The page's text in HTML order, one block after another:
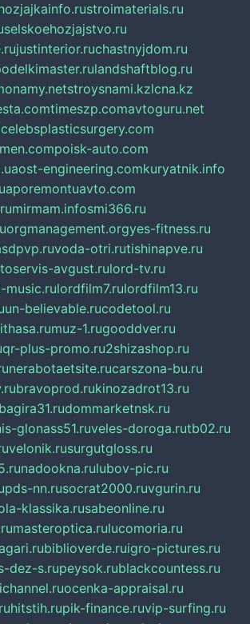
stroimaterials.ru
selskoehozjajstvo.ru
justinterior.ruchastnyjdom.ru
landshaftblog.ru
stroysnami.kzlcna.kz
timeszp.comavtoguru.net
poisk-auto.com
ost-engineering.comkuryatnik.info
poremontuavto.com
mirmam.infosmi366.ru
orgmanagement.orgyes-fitness.ru
voda-otri.rutishinapve.ru
avgust.rulord-tv.ru
music.rulordfilm7.rulordfilm13.ru
un-believable.rucodetool.ru
muz-1.rugooddver.ru
qr-plus-promo.ru2shizashop.ru
nerabotaetsite.rucarszona-bu.ru
bravoprod.rukinozadrot13.ru
bagira31.rudommarketnsk.ru
glonass51.ruveles-doroga.rutb02.ru
velonik.rusurgutgloss.ru
nadookna.rulubov-pic.ru
pds-nn.rusocrat2000.ruvgurin.ru
klassika.rusabeonline.ru
masteroptica.rulucomoria.ru
biblioverde.ruigro-pictures.ru
dez-s.rupeysok.rublackcountess.ru
ocenka-appraisal.ru
hitstih.rupik-finance.ruvip-surfing.ru